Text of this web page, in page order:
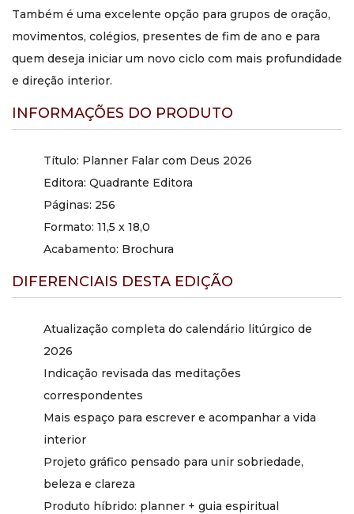
Também é uma excelente opção para grupos de oração,
movimentos, colégios, presentes de fim de ano e para
quem deseja iniciar um novo ciclo com mais profundidade
e direção interior.
INFORMAÇÕES DO PRODUTO
Título: Planner Falar com Deus 2026
Editora: Quadrante Editora
Páginas: 256
Formato: 11,5 x 18,0
Acabamento: Brochura
DIFERENCIAIS DESTA EDIÇÃO
Atualização completa do calendário litúrgico de
2026
Indicação revisada das meditações
correspondentes
Mais espaço para escrever e acompanhar a vida
interior
Projeto gráfico pensado para unir sobriedade,
beleza e clareza
Produto híbrido: planner + guia espiritual